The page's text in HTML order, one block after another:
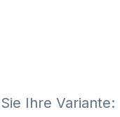
Ihre Variante: